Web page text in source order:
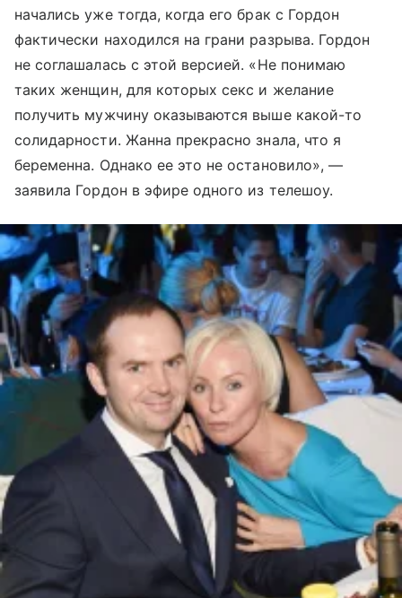
начались уже тогда, когда его брак с Гордон
фактически находился на грани разрыва. Гордон
не соглашалась с этой версией. «Не понимаю
таких женщин, для которых секс и желание
получить мужчину оказываются выше какой-то
солидарности. Жанна прекрасно знала, что я
беременна. Однако ее это не остановило», —
заявила Гордон в эфире одного из телешоу.